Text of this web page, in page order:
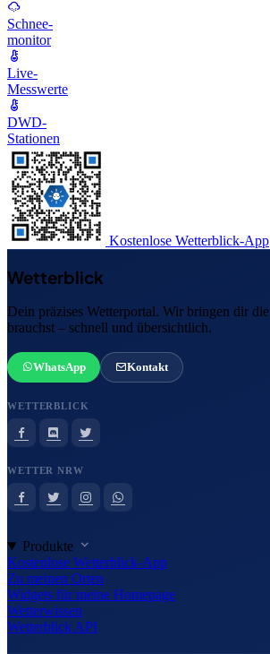
Schnee-
monitor
Live-
Messwerte
DWD-
Stationen
Kostenlose Wetterblick-App
Wetterblick
Dein präzises Wetterportal. Wir bringen dir
brauchst – schnell und übersichtlich.
WhatsApp Kontakt
WETTERBLICK
WETTER NRW
Produkte
Kostenlose Wetterblick-App
Zu meinen Orten
Widgets für meine Homepage
Wetterwissen
Wetterblick API